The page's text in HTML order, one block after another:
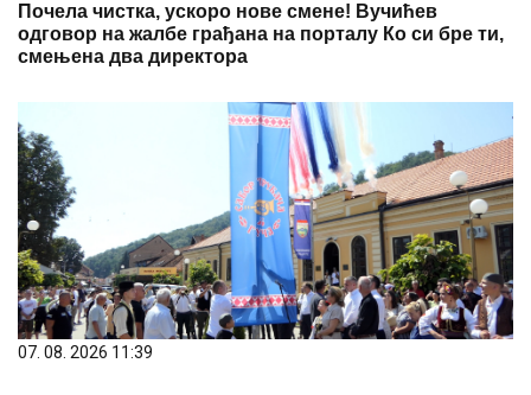
Почела чистка, ускоро нове смене! Вучићев
одговор на жалбе грађана на порталу Ко си бре ти,
смењена два директора
07. 08. 2026 11:39